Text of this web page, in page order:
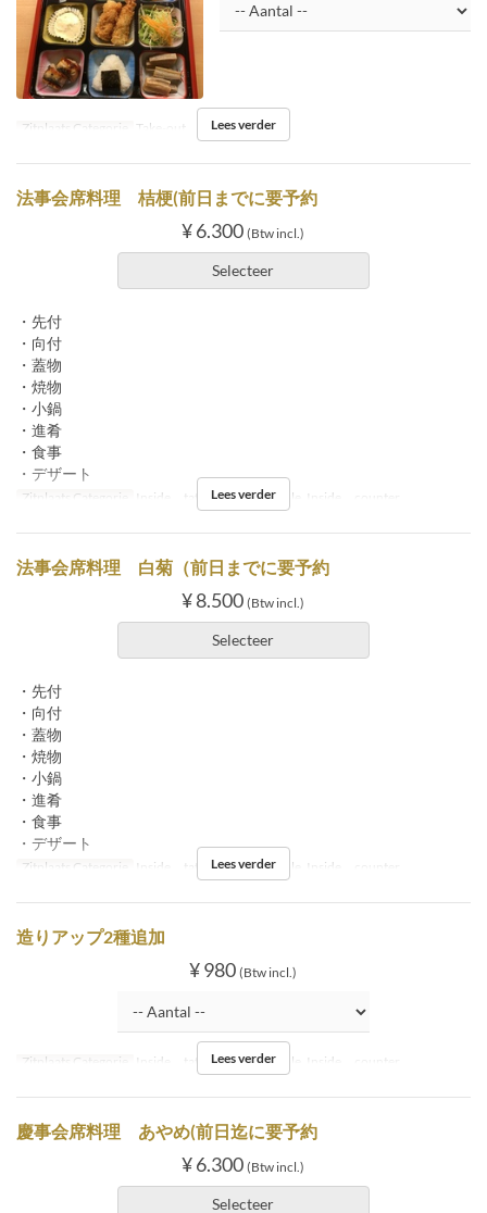
Zitplaats Categorie Take-out Lees verder
法事会席料理 桔梗(前日までに要予約
¥ 6.300 (Btw incl.)
Selecteer
・先付
・向付
・蓋物
・焼物
・小鍋
・進肴
・食事
・デザート
Zitplaats Categorie Inside tatami, Inside table, Inside counter
Lees verder
法事会席料理 白菊（前日までに要予約
¥ 8.500 (Btw incl.)
Selecteer
・先付
・向付
・蓋物
・焼物
・小鍋
・進肴
・食事
・デザート
Zitplaats Categorie Inside tatami, Inside table, Inside counter
Lees verder
造りアップ2種追加
¥ 980 (Btw incl.)
Zitplaats Categorie Inside tatami, Inside table, Inside counter
Lees verder
慶事会席料理 あやめ(前日迄に要予約
¥ 6.300 (Btw incl.)
Selecteer